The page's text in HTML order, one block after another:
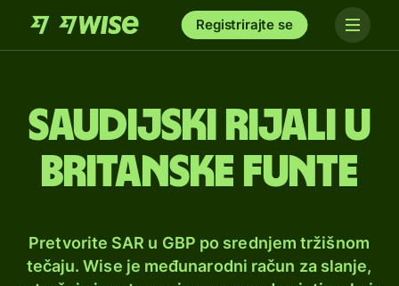
Registrirajte se
Saudijski rijali u
britanske funte
Pretvorite SAR u GBP po srednjem tržišnom
tečaju. Wise je međunarodni račun za slanje,